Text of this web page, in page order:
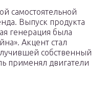
самостоятельной
Выпуск продукта
генерация была
Акцент стал
собственный
применял двигатели